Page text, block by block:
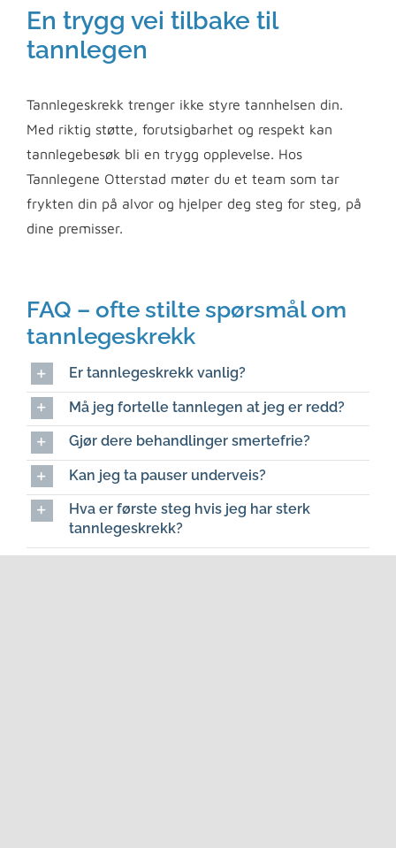
En trygg vei tilbake til
tannlegen
Tannlegeskrekk trenger ikke styre tannhelsen din.
Med riktig støtte, forutsigbarhet og respekt kan
tannlegebesøk bli en trygg opplevelse. Hos
Tannlegene Otterstad møter du et team som tar
frykten din på alvor og hjelper deg steg for steg, på
dine premisser.
FAQ – ofte stilte spørsmål om
tannlegeskrekk
Er tannlegeskrekk vanlig?
Må jeg fortelle tannlegen at jeg er redd?
Gjør dere behandlinger smertefrie?
Kan jeg ta pauser underveis?
Hva er første steg hvis jeg har sterk
tannlegeskrekk?